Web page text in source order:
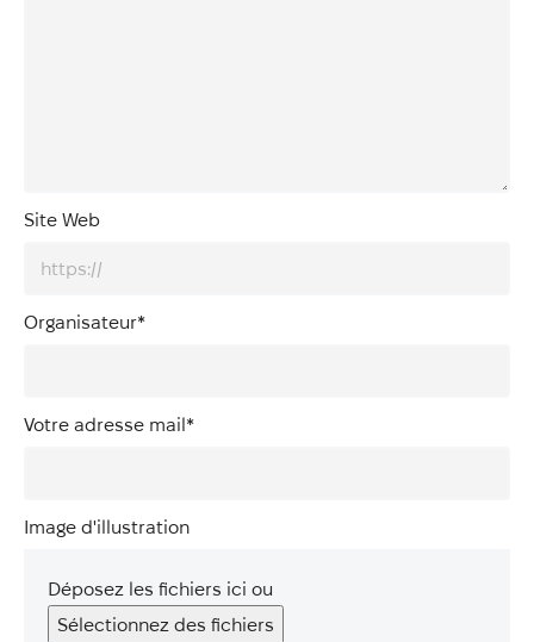
Site Web
Organisateur*
Votre adresse mail*
Image d'illustration
Déposez les fichiers ici ou
Sélectionnez des fichiers